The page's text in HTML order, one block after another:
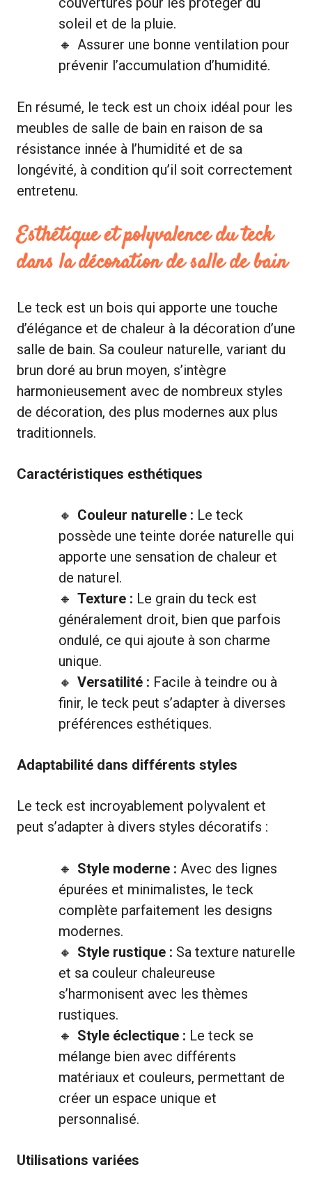
soleil et de la pluie.
Assurer une bonne ventilation pour
prévenir l’accumulation d’humidité.
En résumé, le teck est un choix idéal pour les
meubles de salle de bain en raison de sa
résistance innée à l’humidité et de sa
longévité, à condition qu’il soit correctement
entretenu.
Esthétique et polyvalence du teck
dans la décoration de salle de bain
Le teck est un bois qui apporte une touche
d’élégance et de chaleur à la décoration d’une
salle de bain. Sa couleur naturelle, variant du
brun doré au brun moyen, s’intègre
harmonieusement avec de nombreux styles
de décoration, des plus modernes aux plus
traditionnels.
Caractéristiques esthétiques
Couleur naturelle : Le teck
possède une teinte dorée naturelle qui
apporte une sensation de chaleur et
de naturel.
Texture : Le grain du teck est
généralement droit, bien que parfois
ondulé, ce qui ajoute à son charme
unique.
Versatilité : Facile à teindre ou à
finir, le teck peut s’adapter à diverses
préférences esthétiques.
Adaptabilité dans différents styles
Le teck est incroyablement polyvalent et
peut s’adapter à divers styles décoratifs :
Style moderne : Avec des lignes
épurées et minimalistes, le teck
complète parfaitement les designs
modernes.
Style rustique : Sa texture naturelle
et sa couleur chaleureuse
s’harmonisent avec les thèmes
rustiques.
Style éclectique : Le teck se
mélange bien avec différents
matériaux et couleurs, permettant de
créer un espace unique et
personnalisé.
Utilisations variées